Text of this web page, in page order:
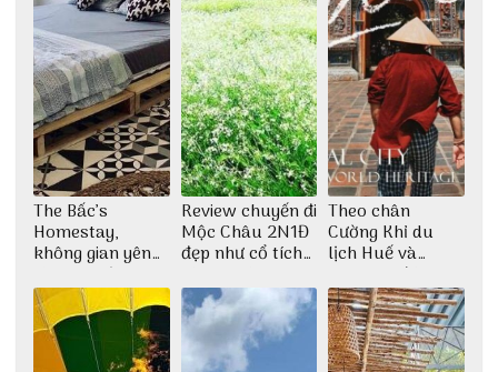
The Bấc’s
Homestay,
không gian yên
bình tại Hòn Sơn
Review chuyến đi
Mộc Châu 2N1Đ
đẹp như cổ tích
Thu Hà
Theo chân
Cường Khỉ du
lịch Huế và
check-in đúng
những góc chụp
đẹp